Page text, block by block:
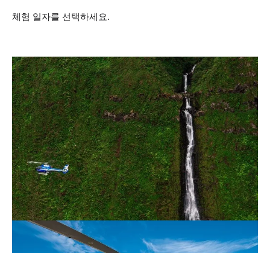
체험 일자를 선택하세요.